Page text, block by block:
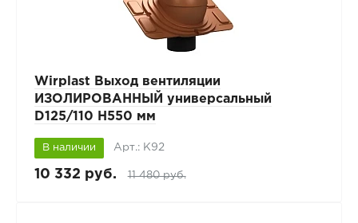
Wirplast Выход вентиляции
ИЗОЛИРОВАННЫЙ универсальный
D125/110 H550 мм
В наличии Арт.: К92
10 332 руб. 11 480 руб.